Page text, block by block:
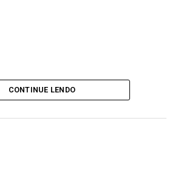
CONTINUE LENDO